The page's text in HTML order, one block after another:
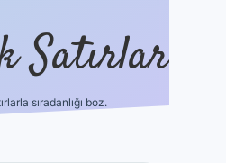
Satırlar
sıradanlığı boz.